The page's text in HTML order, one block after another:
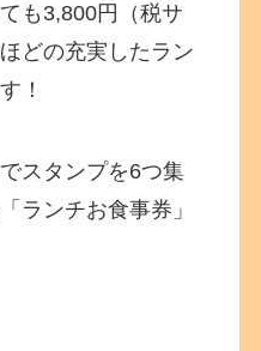
も3,800円（税サ
どの充実したラン
！
スタンプを6つ集
ランチお食事券」